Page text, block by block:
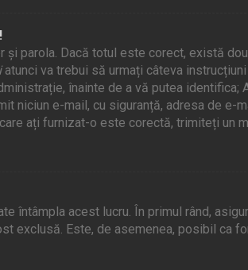
și parola. Dacă totul este corect, există
atunci va trebui să urmați câteva
înainte de a vă putea
niciun e-mail, cu siguranță, adresa de
ați furnizat-o este corectă, trimiteți un
întâmpla acest lucru. În primul rând,
exclusă. Este, de asemenea, posibil